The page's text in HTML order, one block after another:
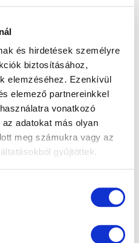
és hirdetések személyre
biztosításához,
elemzéséhez. Ezenkívül
elemező partnereinkkel
vonatkozó
adatokat más olyan
meg számukra vagy az
gyűjtöttek.
A
kis térben
a
legalábbis a
fontos a
mivel a természetes
segíthet a
a megfelelő UV-